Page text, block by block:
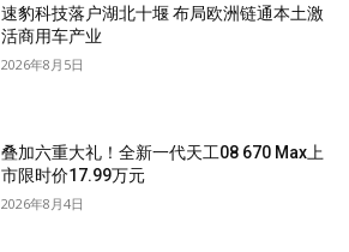
速豹科技落户湖北十堰 布局欧洲链通本土激
活商用车产业
2026年8月5日
叠加六重大礼！全新一代天工08 670 Max上
市限时价17.99万元
2026年8月4日